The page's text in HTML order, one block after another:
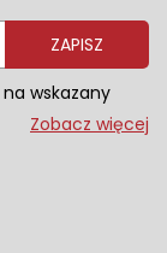
ZAPISZ
wskazany
w naszej
na
przed
Zobacz więcej